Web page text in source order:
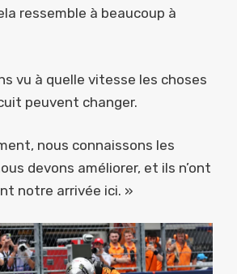
ressemble à beaucoup à
vu à quelle vitesse les choses
peuvent changer.
nous connaissons les
devons améliorer, et ils n’ont
notre arrivée ici. »